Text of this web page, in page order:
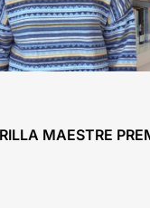
MAESTRE